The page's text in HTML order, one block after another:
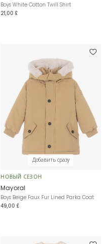
Boys White Cotton Twill Shirt
21,00 £
Добавить сразу
НОВЫЙ СЕЗОН
Mayoral
Boys Beige Faux Fur Lined Parka Coat
49,00 £